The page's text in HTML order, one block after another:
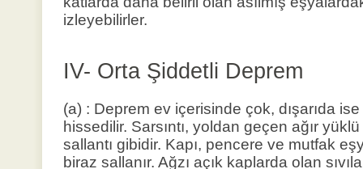
izleyebilirler.
IV- Orta Şiddetli Deprem
(a) : Deprem ev içerisinde çok, dışarıda
hissedilir. Sarsıntı, yoldan geçen ağır
sallantı gibidir. Kapı, pencere ve mutfak
biraz sallanır. Ağzı açık kaplarda olan